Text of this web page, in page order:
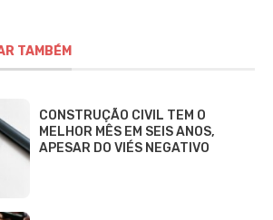
TAMBÉM
CONSTRUÇÃO CIVIL TEM O
MELHOR MÊS EM SEIS ANOS,
APESAR DO VIÉS NEGATIVO